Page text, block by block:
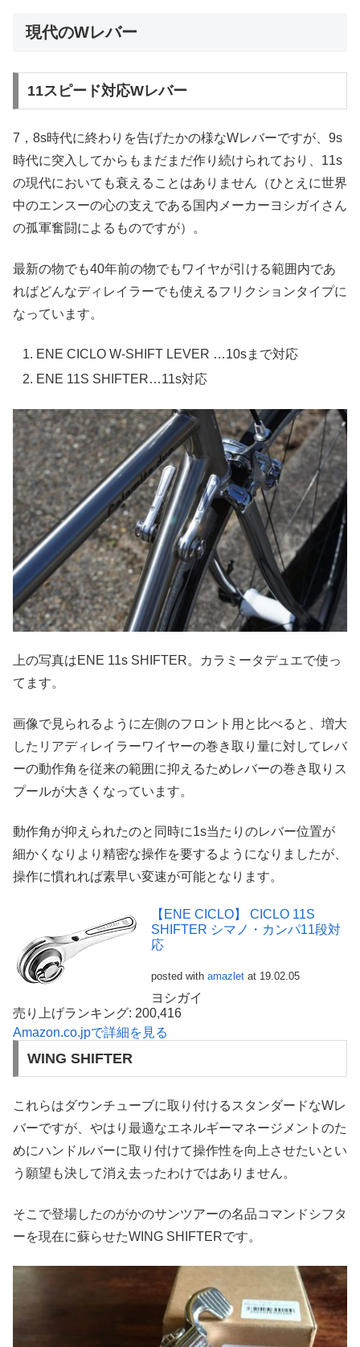
現代のWレバー
11スピード対応Wレバー
7，8s時代に終わりを告げたかの様なWレバーですが、9s
時代に突入してからもまだまだ作り続けられており、11s
の現代においても衰えることはありません（ひとえに世界
中のエンスーの心の支えである国内メーカーヨシガイさん
の孤軍奮闘によるものですが）。
最新の物でも40年前の物でもワイヤが引ける範囲内であ
ればどんなディレイラーでも使えるフリクションタイプに
なっています。
ENE CICLO W-SHIFT LEVER …10sまで対応
ENE 11S SHIFTER…11s対応
上の写真はENE 11s SHIFTER。カラミータデュエで使っ
てます。
画像で見られるように左側のフロント用と比べると、増大
したリアディレイラーワイヤーの巻き取り量に対してレバ
ーの動作角を従来の範囲に抑えるためレバーの巻き取りス
プールが大きくなっています。
動作角が抑えられたのと同時に1s当たりのレバー位置が
細かくなりより精密な操作を要するようになりましたが、
操作に慣れれば素早い変速が可能となります。
【ENE CICLO】 CICLO 11S
SHIFTER シマノ・カンパ11段対
応
posted with amazlet at 19.02.05
ヨシガイ
売り上げランキング: 200,416
Amazon.co.jpで詳細を見る
WING SHIFTER
これらはダウンチューブに取り付けるスタンダードなWレ
バーですが、やはり最適なエネルギーマネージメントのた
めにハンドルバーに取り付けて操作性を向上させたいとい
う願望も決して消え去ったわけではありません。
そこで登場したのがかのサンツアーの名品コマンドシフタ
ーを現在に蘇らせたWING SHIFTERです。